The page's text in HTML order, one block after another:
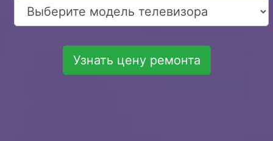
Узнать цену ремонта